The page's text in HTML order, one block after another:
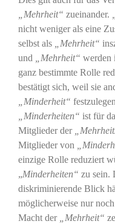
„Mehrheit“ zueinander.
nicht weniger als eine
selbst als
„Mehrheit“
und „Mehrheit“ werden
ganz bestimmte Rolle
bestätigt sich, weil sie
„Minderheit“
„Minderheiten“ ist für
Mitglieder der
Mitglieder von
einzige Rolle reduziert
„Minderheiten“ zu sein.
diskriminierende Blick
möglicherweise nur
Macht der
„Mehrheit“